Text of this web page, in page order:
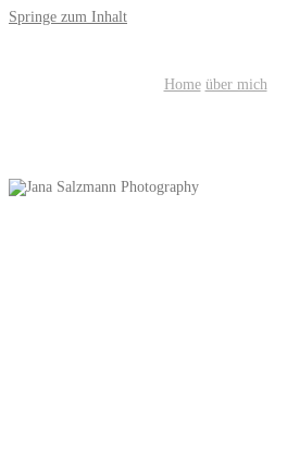
Springe zum Inhalt
Home über mich